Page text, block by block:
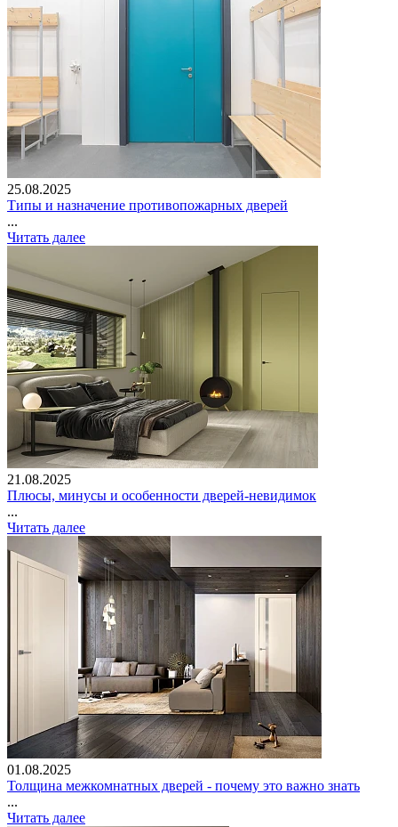
25.08.2025
Типы и назначение противопожарных дверей
...
Читать далее
21.08.2025
Плюсы, минусы и особенности дверей-невидимок
...
Читать далее
01.08.2025
Толщина межкомнатных дверей - почему это важно знать
...
Читать далее